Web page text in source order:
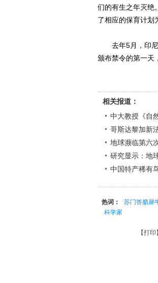
们的有生之年灭绝
了相应的保育计划
去年5月，印尼
颁布禁令的第一天
相关报道：
中大教授《自
哥斯达黎加新
地球濒临第六
研究显示：地
中国特产稀有
热词： 苏门答腊犀
科学家
【打印